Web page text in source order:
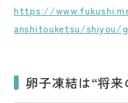
https://
anshitouketsu/shiyou/
卵子凍結は“将